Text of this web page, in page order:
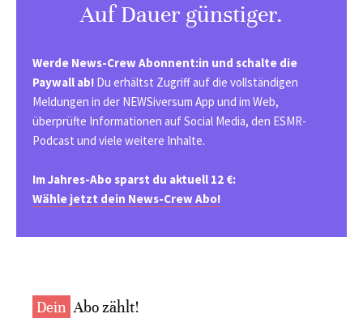
Auf Dauer günstiger.
Werde News-Crew Abonnent:in und schalte die
Paywall ab! Du erhältst Zugriff auf die vollständigen
Meldungen in der NEWSiversum App und im Web,
überprüfte Informationen auf Social Media, den ESMR-
Podcast und viele weitere Inhalte.
Im Jahres-Abo sparst du aktuell 12 €:
Wähle jetzt dein News-Crew Abo!
Dein Abo zählt!